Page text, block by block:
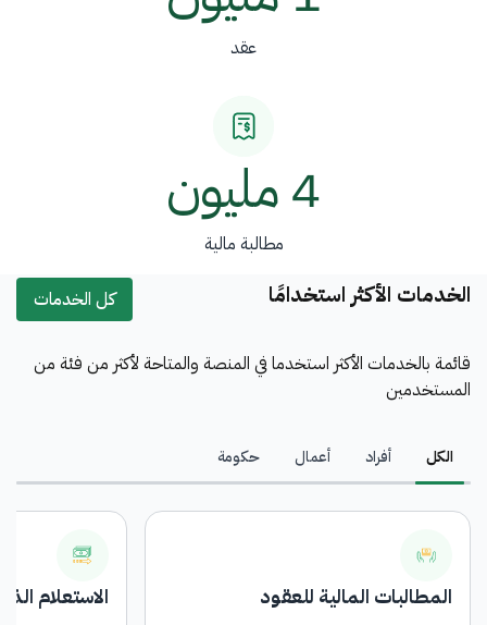
عقد
4 مليون
مطالبة مالية
الخدمات الأكثر استخدامًا كل الخدمات
قائمة بالخدمات الأكثر استخدما في المنصة والمتاحة لأكثر من فئة من
المستخدمين
الكل أفراد أعمال حكومة
المطالبات المالية للعقود الاستعلام